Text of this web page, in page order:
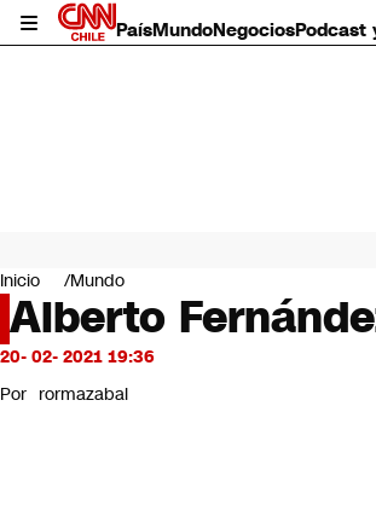
PaísMundoNegociosPodcast
Mundo
Negocios
Deportes
Programas completos
Servicios
Inicio Mundo
Alberto
20- 02- 2021 19:36
Por rormazabal